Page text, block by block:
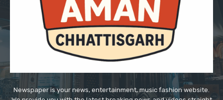
Newspaper is your news, entertainment, music fashion website.